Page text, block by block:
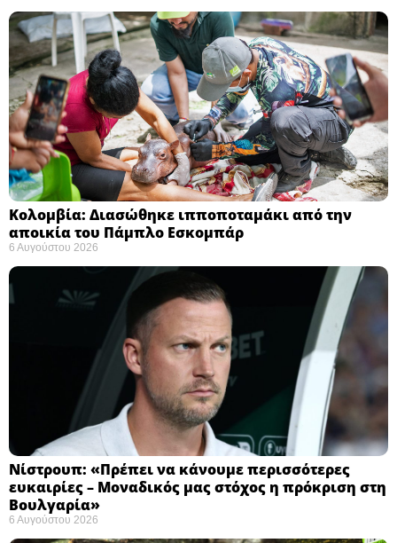
Κολομβία: Διασώθηκε ιπποποταμάκι από την
αποικία του Πάμπλο Εσκομπάρ ​
6 Αυγούστου 2026
Νίστρουπ: «Πρέπει να κάνουμε περισσότερες
ευκαιρίες – Μοναδικός μας στόχος η πρόκριση στη
Βουλγαρία» ​
6 Αυγούστου 2026